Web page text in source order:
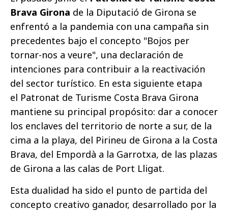
Brava Girona de la Diputació de Girona se
enfrentó a la pandemia con una campaña sin
precedentes bajo el concepto "Bojos per
tornar-nos a veure", una declaración de
intenciones para contribuir a la reactivación
del sector turístico. En esta siguiente etapa
el Patronat de Turisme Costa Brava Girona
mantiene su principal propósito: dar a conocer
los enclaves del territorio de norte a sur, de la
cima a la playa, del Pirineu de Girona a la Costa
Brava, del Empordà a la Garrotxa, de las plazas
de Girona a las calas de Port Lligat.
Esta dualidad ha sido el punto de partida del
concepto creativo ganador, desarrollado por la